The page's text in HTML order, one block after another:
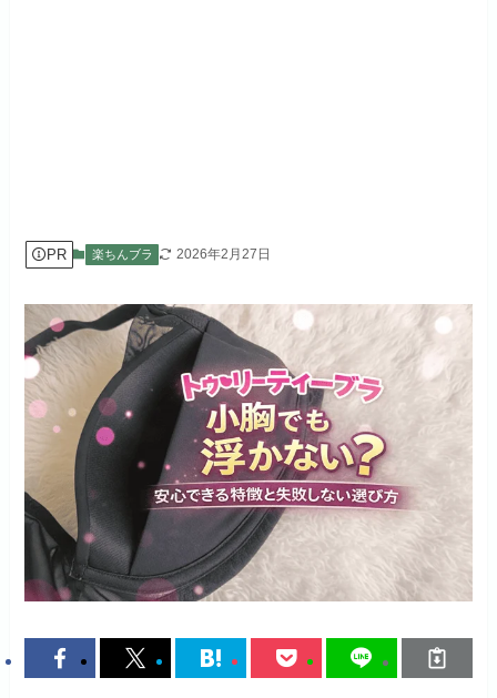
PR 楽ちんブラ 2026年2月27日